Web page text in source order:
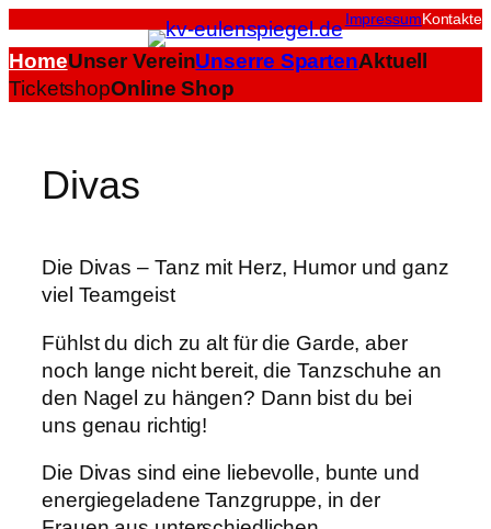
ImpressumKontakte
HomeUnser VereinUnserre SpartenAktuell
TicketshopOnline Shop
Divas
Die Divas – Tanz mit Herz, Humor und ganz
viel Teamgeist
Fühlst du dich zu alt für die Garde, aber
noch lange nicht bereit, die Tanzschuhe an
den Nagel zu hängen? Dann bist du bei
uns genau richtig!
Die Divas sind eine liebevolle, bunte und
energiegeladene Tanzgruppe, in der